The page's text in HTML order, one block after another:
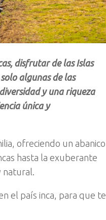
disfrutar de las Islas
algunas de las
y una riqueza
única y
ofreciendo un abanico
hasta la exuberante
el país inca, para que te